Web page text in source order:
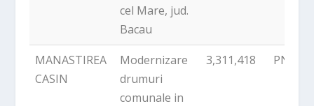
cel Mare, jud.
Bacau
MANASTIREA
CASIN
Modernizare
drumuri
comunale in
3,311,418 PNDR